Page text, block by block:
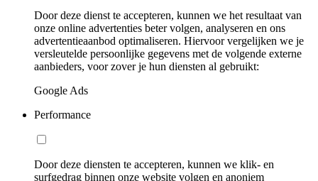
Door deze dienst te accepteren, kunnen we het resultaat van
onze online advertenties beter volgen, analyseren en ons
advertentieaanbod optimaliseren. Hiervoor vergelijken we je
versleutelde persoonlijke gegevens met de volgende externe
aanbieders, voor zover je hun diensten al gebruikt:
Google Ads
Performance
Door deze diensten te accepteren, kunnen we klik- en
surfgedrag binnen onze website volgen en anoniem